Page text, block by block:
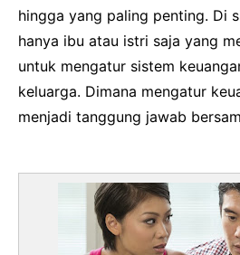
hingga yang paling penting. Di
hanya ibu atau istri saja yang
untuk mengatur sistem
keluarga. Dimana mengatur
menjadi tanggung jawab